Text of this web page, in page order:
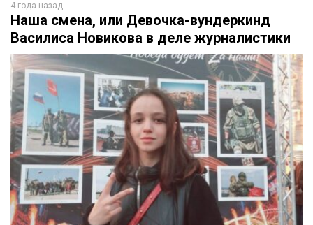
4 года назад
Наша смена, или Девочка-вундеркинд
Василиса Новикова в деле журналистики